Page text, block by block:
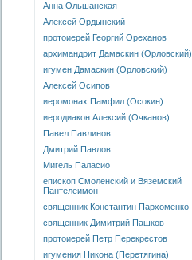
Анна Ольшанская
Алексей Ордынский
протоиерей Георгий Ореханов
архимандрит Дамаскин (Орловский)
игумен Дамаскин (Орловский)
Алексей Осипов
иеромонах Памфил (Осокин)
иеродиакон Алексий (Очканов)
Павел Павлинов
Дмитрий Павлов
Мигель Паласио
епископ Смоленский и Вяземский
Пантелеимон
священник Константин Пархоменко
священник Димитрий Пашков
протоиерей Петр Перекрестов
игумения Никона (Перетягина)